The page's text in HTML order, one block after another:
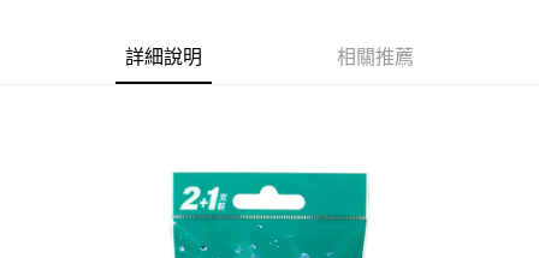
１．於結帳方式選擇「AFTEE先享後付」後，將跳轉至「AFTEE先享後付」
結帳頁面，進行簡訊認證並確認金額後，即可完成結帳。
２．訂單成立數日內，您將收到繳費通知簡訊。
３．收到繳費通知簡訊後14天內，點擊此簡訊中的連結，可透過四大超商／
每筆NT$60，滿NT$599(含以上)免運費
詳細說明 相關推薦